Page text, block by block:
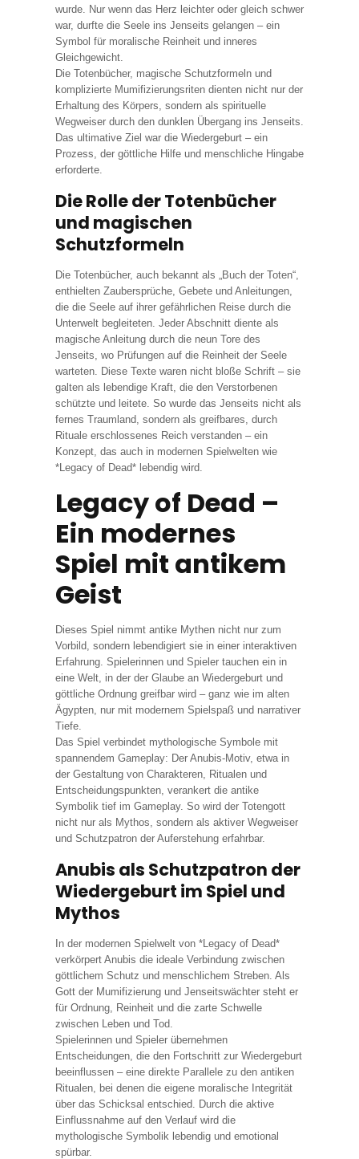
wurde. Nur wenn das Herz leichter oder gleich schwer
war, durfte die Seele ins Jenseits gelangen – ein
Symbol für moralische Reinheit und inneres
Gleichgewicht.
Die Totenbücher, magische Schutzformeln und
komplizierte Mumifizierungsriten dienten nicht nur der
Erhaltung des Körpers, sondern als spirituelle
Wegweiser durch den dunklen Übergang ins Jenseits.
Das ultimative Ziel war die Wiedergeburt – ein
Prozess, der göttliche Hilfe und menschliche Hingabe
erforderte.
Die Rolle der Totenbücher
und magischen
Schutzformeln
Die Totenbücher, auch bekannt als „Buch der Toten“,
enthielten Zaubersprüche, Gebete und Anleitungen,
die die Seele auf ihrer gefährlichen Reise durch die
Unterwelt begleiteten. Jeder Abschnitt diente als
magische Anleitung durch die neun Tore des
Jenseits, wo Prüfungen auf die Reinheit der Seele
warteten. Diese Texte waren nicht bloße Schrift – sie
galten als lebendige Kraft, die den Verstorbenen
schützte und leitete. So wurde das Jenseits nicht als
fernes Traumland, sondern als greifbares, durch
Rituale erschlossenes Reich verstanden – ein
Konzept, das auch in modernen Spielwelten wie
*Legacy of Dead* lebendig wird.
Legacy of Dead –
Ein modernes
Spiel mit antikem
Geist
Dieses Spiel nimmt antike Mythen nicht nur zum
Vorbild, sondern lebendigiert sie in einer interaktiven
Erfahrung. Spielerinnen und Spieler tauchen ein in
eine Welt, in der der Glaube an Wiedergeburt und
göttliche Ordnung greifbar wird – ganz wie im alten
Ägypten, nur mit modernem Spielspaß und narrativer
Tiefe.
Das Spiel verbindet mythologische Symbole mit
spannendem Gameplay: Der Anubis-Motiv, etwa in
der Gestaltung von Charakteren, Ritualen und
Entscheidungspunkten, verankert die antike
Symbolik tief im Gameplay. So wird der Totengott
nicht nur als Mythos, sondern als aktiver Wegweiser
und Schutzpatron der Auferstehung erfahrbar.
Anubis als Schutzpatron der
Wiedergeburt im Spiel und
Mythos
In der modernen Spielwelt von *Legacy of Dead*
verkörpert Anubis die ideale Verbindung zwischen
göttlichem Schutz und menschlichem Streben. Als
Gott der Mumifizierung und Jenseitswächter steht er
für Ordnung, Reinheit und die zarte Schwelle
zwischen Leben und Tod.
Spielerinnen und Spieler übernehmen
Entscheidungen, die den Fortschritt zur Wiedergeburt
beeinflussen – eine direkte Parallele zu den antiken
Ritualen, bei denen die eigene moralische Integrität
über das Schicksal entschied. Durch die aktive
Einflussnahme auf den Verlauf wird die
mythologische Symbolik lebendig und emotional
spürbar.